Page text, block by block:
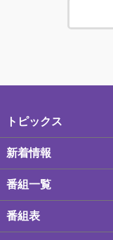
トピックス
新着情報
番組一覧
番組表